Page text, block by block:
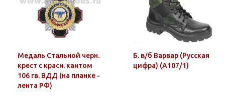
Медаль Стальной черн.
крест с красн. кантом
106 гв. ВДД (на планке -
лента РФ)
Б. в/б Варвар (Русская
цифра) (А107/1)